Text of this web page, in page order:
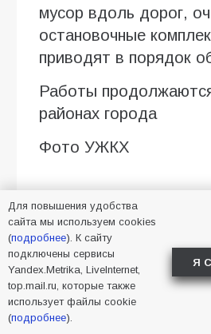
мусор вдоль дорог,
остановочные
приводят в порядок
Работы
районах города
Фото УЖКХ
Батайск
Для повышения удобства
сайта мы используем cookies
(подробнее). К сайту
подключены сервисы
Yandex.Metrika, LiveInternet,
top.mail.ru, которые также
использует файлы cookie
(подробнее).
Я